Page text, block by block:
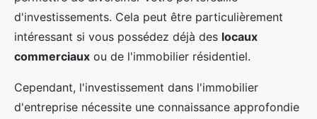
d'investissements. Cela peut être particulièrement
intéressant si vous possédez déjà des locaux
commerciaux ou de l'immobilier résidentiel.
Cependant, l'investissement dans l'immobilier
d'entreprise nécessite une connaissance approfondie